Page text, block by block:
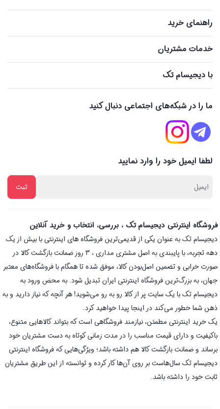
راهنمای خرید
خدمات مشتریان
با دیجیسام تک
ما را در شبکه‌های اجتماعی دنبال کنید
لطفا ایمیل خود را وارد نمایید
فروشگاه اینترنتی دیجیسام تک ، بررسی، انتخاب و خرید آنلاین
دیجیسام تک به عنوان یکی از قدیمی‌ترین فروشگاه های اینترنتی با بیش از یک
دهه تجربه، با پایبندی به اصل مشتری مداری ، 3 روز ضمانت بازگشت کالا در
صورت خرابی و تضمین اصل‌بودن کالا، موفق شده تا همگام با فروشگاه‌های معتبر
جهان، به بزرگ‌ترین فروشگاه اینترنتی ایران تبدیل شود. به محض ورود به
دیجیسام تک با یک سایت پر از کالا رو به رو می‌شوید! هر آنچه که نیاز دارید و به
ذهن شما خطور می‌کند در اینجا پیدا خواهید کرد.
یک خرید اینترنتی مطمئن، نیازمند فروشگاهی است که بتواند کالاهایی متنوع،
باکیفیت و دارای قیمت مناسب را در مدت زمانی کوتاه به دست مشتریان خود
برساند و ضمانت بازگشت کالا هم داشته باشد؛ ویژگی‌هایی که فروشگاه اینترنتی
دیجیسام تک سال‌هاست بر روی آن‌ها کار کرده و توانسته از این طریق مشتریان
ثابت خود را داشته باشد.